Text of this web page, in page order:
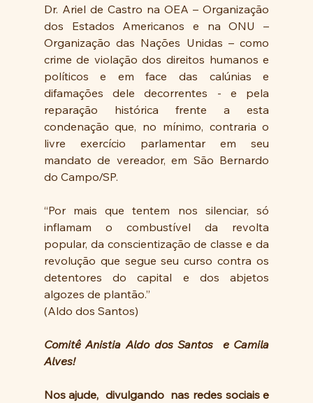
Dr. Ariel de Castro na OEA – Organização
dos Estados Americanos e na ONU –
Organização das Nações Unidas – como
crime de violação dos direitos humanos e
políticos e em face das calúnias e
difamações dele decorrentes - e pela
reparação histórica frente a esta
condenação que, no mínimo, contraria o
livre exercício parlamentar em seu
mandato de vereador, em São Bernardo
do Campo/SP.
“Por mais que tentem nos silenciar, só
inflamam o combustível da revolta
popular, da conscientização de classe e da
revolução que segue seu curso contra os
detentores do capital e dos abjetos
algozes de plantão.”
(Aldo dos Santos)
Comitê Anistia Aldo dos Santos  e Camila
Alves!
Nos ajude,  divulgando  nas redes sociais e